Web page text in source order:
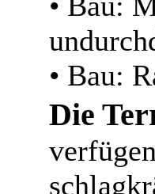
• Bau:
Die